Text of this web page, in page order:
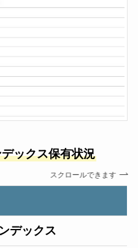
ックス保有状況
スクロールできます
デックス